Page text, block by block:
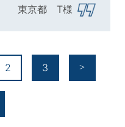
東京都 T様
2 3